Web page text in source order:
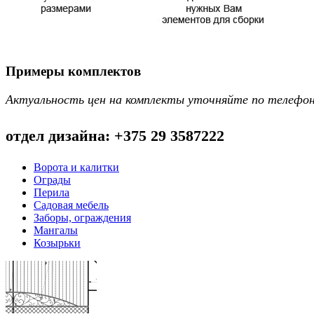
Примеры комплектов
Актуальность цен на комплекты уточняйте по
отдел дизайна: +375 29 3587222
Ворота и калитки
Ограды
Перила
Садовая мебель
Заборы, ограждения
Мангалы
Козырьки